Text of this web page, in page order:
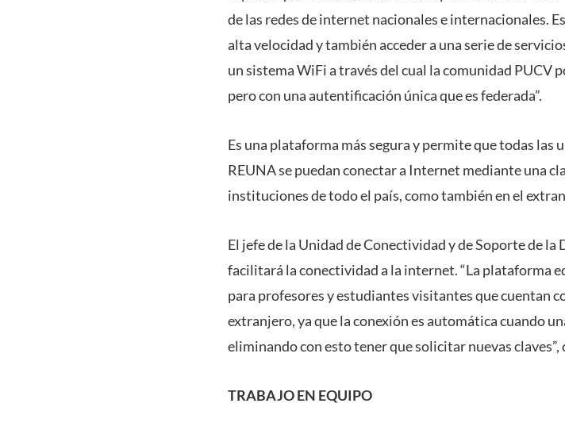
de las redes de internet nacionales e internacionales.
alta velocidad y también acceder a una serie de
un sistema WiFi a través del cual la comunidad PUCV
pero con una autentificación única que es federada”.
Es una plataforma más segura y permite que todas
REUNA se puedan conectar a Internet mediante una
instituciones de todo el país, como también en el
El jefe de la Unidad de Conectividad y de Soporte de
facilitará la conectividad a la internet. “La plataforma
para profesores y estudiantes visitantes que cuentan
extranjero, ya que la conexión es automática cuando
eliminando con esto tener que solicitar nuevas
TRABAJO EN EQUIPO